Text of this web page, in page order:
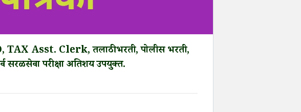
TAX Asst. Clerk, तलाठी भरती, पोलीस भरती,
सरळसेवा परीक्षा अतिशय उपयुक्त.